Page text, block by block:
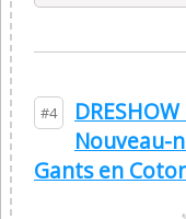
#4
Nouveau-
Gants en